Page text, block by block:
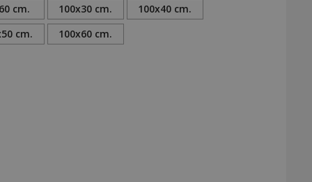
cm.
100x30 cm.
100x40 cm.
cm.
100x60 cm.